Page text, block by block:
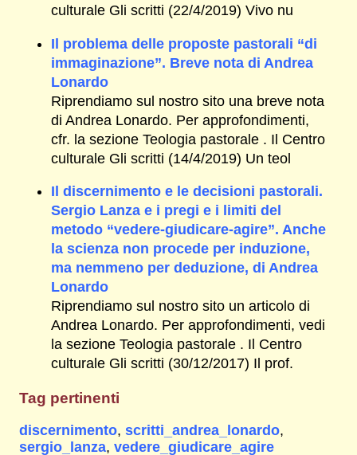
culturale Gli scritti (22/4/2019) Vivo nu
Il problema delle proposte pastorali “di
immaginazione”. Breve nota di Andrea
Lonardo
Riprendiamo sul nostro sito una breve nota
di Andrea Lonardo. Per approfondimenti,
cfr. la sezione Teologia pastorale . Il Centro
culturale Gli scritti (14/4/2019) Un teol
Il discernimento e le decisioni pastorali.
Sergio Lanza e i pregi e i limiti del
metodo “vedere-giudicare-agire”. Anche
la scienza non procede per induzione,
ma nemmeno per deduzione, di Andrea
Lonardo
Riprendiamo sul nostro sito un articolo di
Andrea Lonardo. Per approfondimenti, vedi
la sezione Teologia pastorale . Il Centro
culturale Gli scritti (30/12/2017) Il prof.
Tag pertinenti
discernimento, scritti_andrea_lonardo,
sergio_lanza, vedere_giudicare_agire